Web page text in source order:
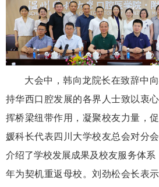
大会中，韩向龙院长在致辞中
持华西口腔发展的各界人士致以衷
挥桥梁纽带作用，凝聚校友力量，
媛科长代表四川大学校友总会对分
介绍了学校发展成果及校友服务体系
年为契机重返母校。刘劲松会长表